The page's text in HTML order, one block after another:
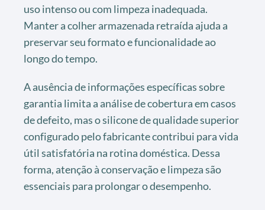
uso intenso ou com limpeza inadequada.
Manter a colher armazenada retraída ajuda a
preservar seu formato e funcionalidade ao
longo do tempo.
A ausência de informações específicas sobre
garantia limita a análise de cobertura em casos
de defeito, mas o silicone de qualidade superior
configurado pelo fabricante contribui para vida
útil satisfatória na rotina doméstica. Dessa
forma, atenção à conservação e limpeza são
essenciais para prolongar o desempenho.